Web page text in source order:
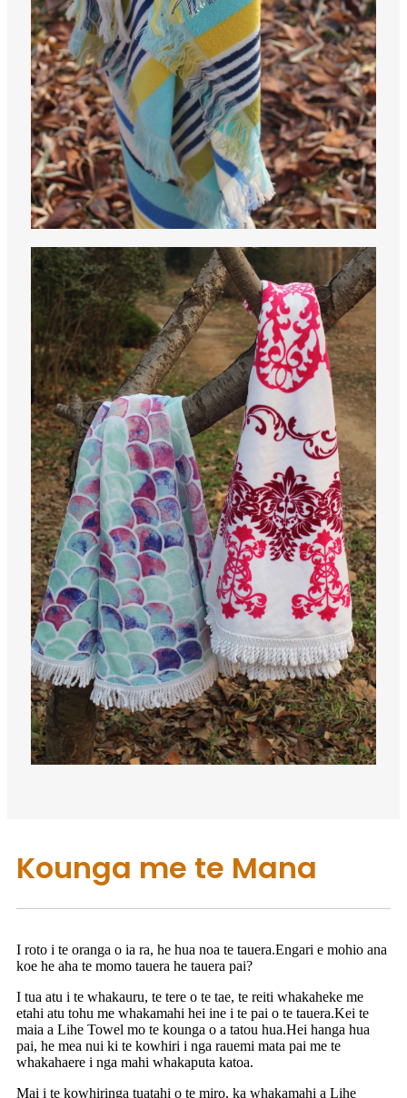
Kounga me te Mana
I roto i te oranga o ia ra, he hua noa te tauera.Engari e mohio ana
koe he aha te momo tauera he tauera pai?
I tua atu i te whakauru, te tere o te tae, te reiti whakaheke me
etahi atu tohu me whakamahi hei ine i te pai o te tauera.Kei te
maia a Lihe Towel mo te kounga o a tatou hua.Hei hanga hua
pai, he mea nui ki te kowhiri i nga rauemi mata pai me te
whakahaere i nga mahi whakaputa katoa.
Mai i te kowhiringa tuatahi o te miro, ka whakamahi a Lihe